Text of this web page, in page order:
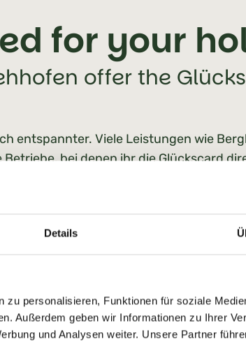
Details
zu personalisieren, Funktionen für soziale
Außerdem geben wir Informationen zu Ihrer
und Analysen weiter. Unsere Partner
for your
offer the
entspannter. Viele Leistungen wie
bei denen ihr die Glückscard